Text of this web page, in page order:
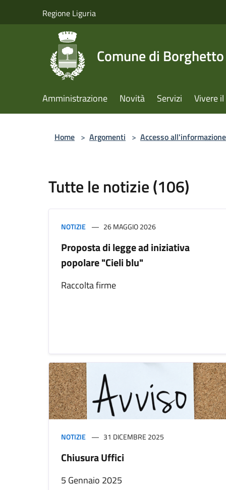
Regione Liguria
Comune di
Amministrazione Novità Servizi Vivere
Home > Argomenti > Accesso all'informazione
Tutte le notizie (106)
NOTIZIE 26 MAGGIO 2026
Proposta di legge ad iniziativa
popolare "Cieli blu"
Raccolta firme
NOTIZIE 31 DICEMBRE 2025
Chiusura Uffici
5 Gennaio 2025